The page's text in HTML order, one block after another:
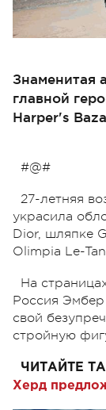
Знаменитая
главной
Harper's
#@#
27-летняя
украсила
Dior, шляпке
Olimpia Le-
На
Россия
свой
стройную
ЧИТАЙТЕ
Херд